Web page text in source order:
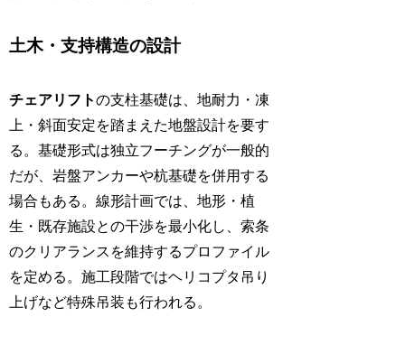
土木・支持構造の設計
チェアリフトの支柱基礎は、地耐力・凍
上・斜面安定を踏まえた地盤設計を要す
る。基礎形式は独立フーチングが一般的
だが、岩盤アンカーや杭基礎を併用する
場合もある。線形計画では、地形・植
生・既存施設との干渉を最小化し、索条
のクリアランスを維持するプロファイル
を定める。施工段階ではヘリコプタ吊り
上げなど特殊吊装も行われる。